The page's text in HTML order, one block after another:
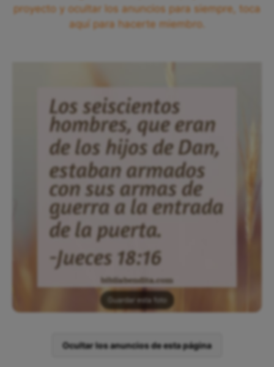
proyecto y ocultar los anuncios para siempre, toca
aquí para hacerte miembro.
Guardar esta foto
Ocultar los anuncios de esta página